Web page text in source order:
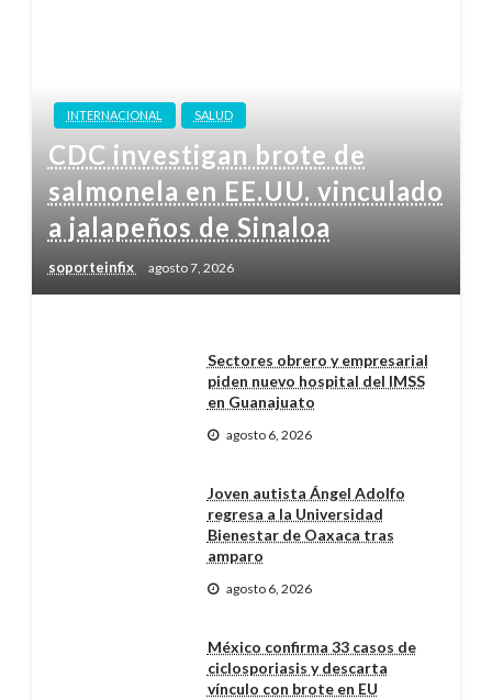
INTERNACIONAL SALUD
CDC investigan brote de
salmonela en EE.UU. vinculado
a jalapeños de Sinaloa
soporteinfix agosto 7, 2026
Sectores obrero y empresarial
piden nuevo hospital del IMSS
en Guanajuato
agosto 6, 2026
Joven autista Ángel Adolfo
regresa a la Universidad
Bienestar de Oaxaca tras
amparo
agosto 6, 2026
México confirma 33 casos de
ciclosporiasis y descarta
vínculo con brote en EU